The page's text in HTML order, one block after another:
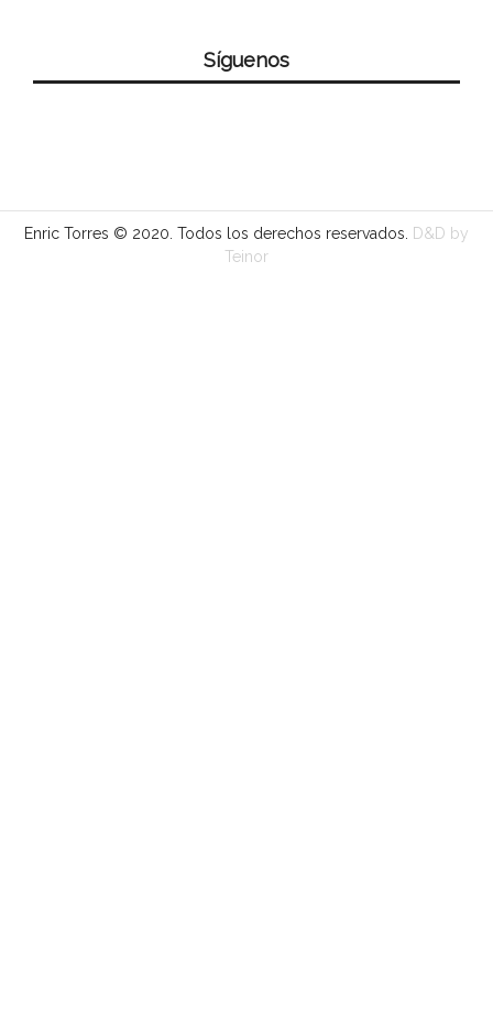
Síguenos
Enric Torres © 2020. Todos los derechos reservados. D&D by
Teinor